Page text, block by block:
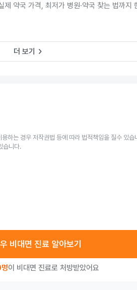
약국 가격, 최저가 병원·약국 찾는 법까지
더 보기 keyboard_arrow_right
하는 경우 저작권법 등에 따라 법적책임을 질수 있습
습니다.
비대면 진료 알아보기
이 비대면 진료로 처방받았어요